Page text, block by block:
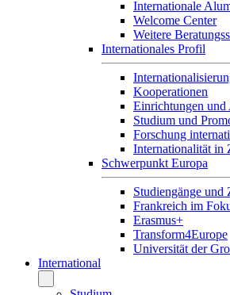
Internationale
Welcome Center
Weitere
Internationales Profil
Kooperationen
Einrichtungen und
Studium und
Forschung
Internationalität in
Schwerpunkt Europa
Studiengänge und
Frankreich im
Erasmus+
Transform4Europe
Universität der
International